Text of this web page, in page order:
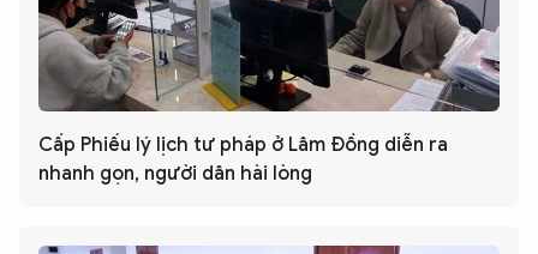
Cấp Phiếu lý lịch tư pháp ở Lâm Đồng diễn ra
nhanh gọn, người dân hài lòng